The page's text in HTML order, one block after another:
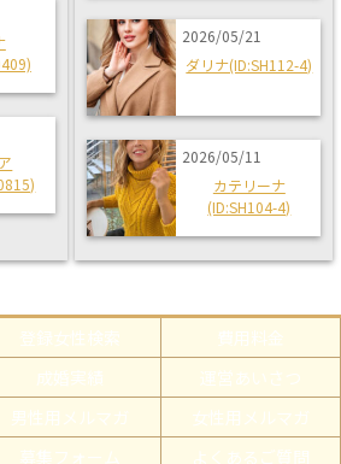
2026/05/21
ダリナ(ID:SH112-4)
2026/05/11
カテリーナ
(ID:SH104-4)
登録女性検索
費用料金
成婚実績
運営あいさつ
男性用メルマガ
女性用メルマガ
募集フォーム
よくあるご質問